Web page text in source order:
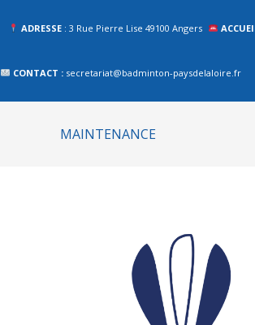
ADRESSE : 3 Rue Pierre Lise 49100 Angers
CONTACT : secretariat@badminton-paysdelaloire.fr
MAINTENANCE